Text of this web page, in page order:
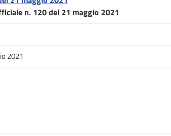
n. 120 del 21 maggio 2021
2021